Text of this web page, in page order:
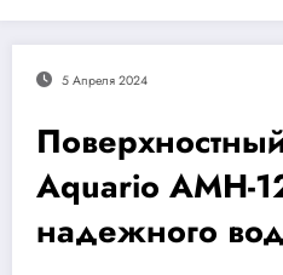
5 Апреля 2024
Aquario AMH-
надежного